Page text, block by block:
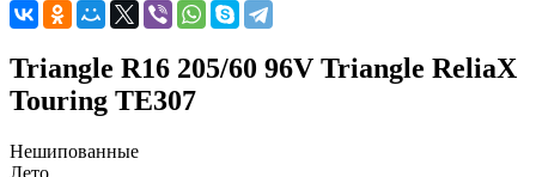
Triangle R16 205/60 96V Triangle ReliaX
Touring TE307
Нешипованные
Лето